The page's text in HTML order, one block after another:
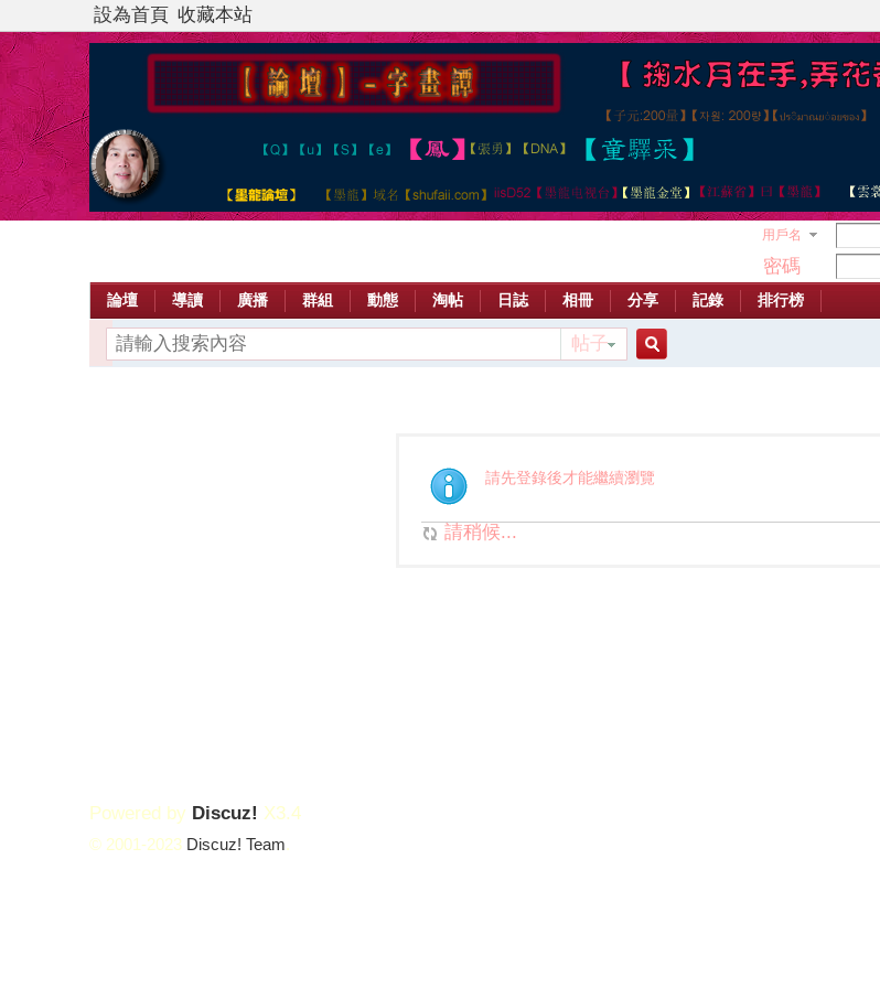
設為首頁 收藏本站
用戶名
密碼
論壇 導讀 廣播 群組 動態 淘帖 日誌 相冊 分享 記錄 排行榜
帖子
索
請先登錄後才能繼續瀏覽
請稍候...
Powered by Discuz! X3.4
© 2001-2023 Discuz! Team.